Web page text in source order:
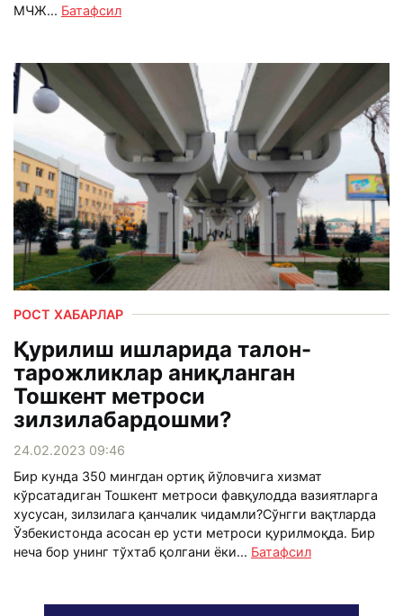
МЧЖ... Батафсил
РОСТ ХАБАРЛАР
Қурилиш ишларида талон-
тарожликлар аниқланган
Тошкент метроси
зилзилабардошми?
24.02.2023 09:46
Бир кунда 350 мингдан ортиқ йўловчига хизмат
кўрсатадиган Тошкент метроси фавқулодда вазиятларга
хусусан, зилзилага қанчалик чидамли?Сўнгги вақтларда
Ўзбекистонда асосан ер усти метроси қурилмоқда. Бир
неча бор унинг тўхтаб қолгани ёки... Батафсил